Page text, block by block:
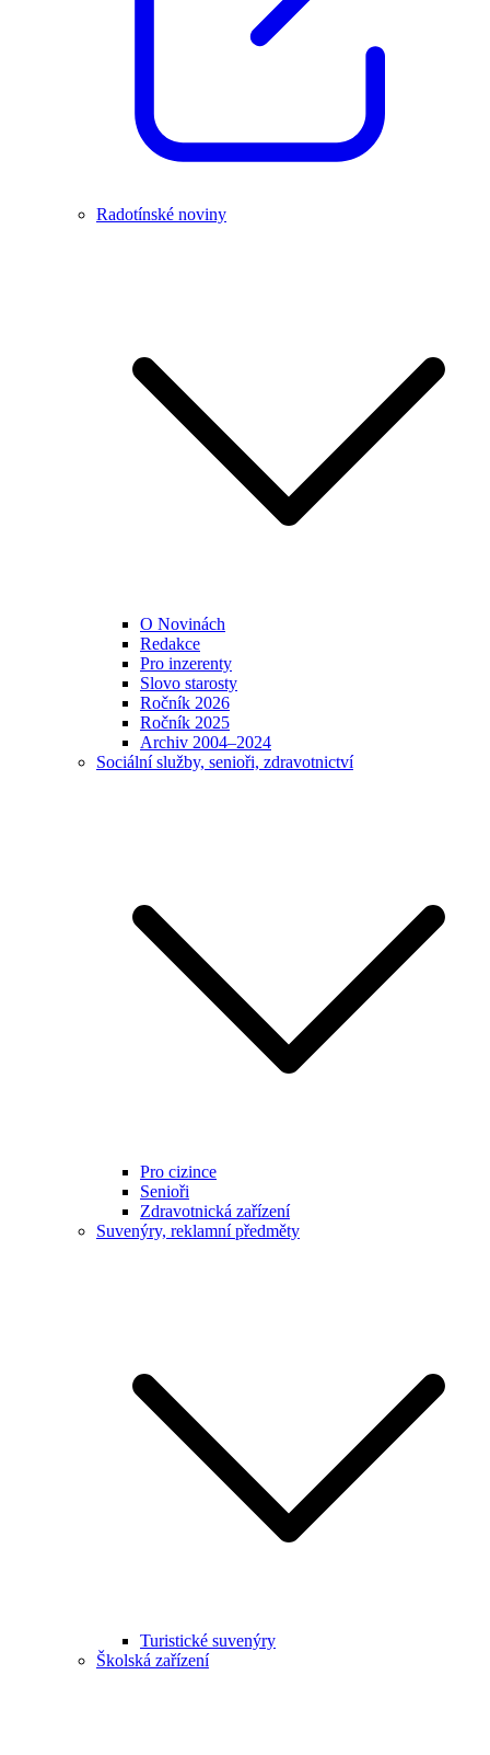
Radotínské noviny
O Novinách
Redakce
Pro inzerenty
Slovo starosty
Ročník 2026
Ročník 2025
Archiv 2004–2024
Sociální služby, senioři, zdravotnictví
Pro cizince
Senioři
Zdravotnická zařízení
Suvenýry, reklamní předměty
Turistické suvenýry
Školská zařízení